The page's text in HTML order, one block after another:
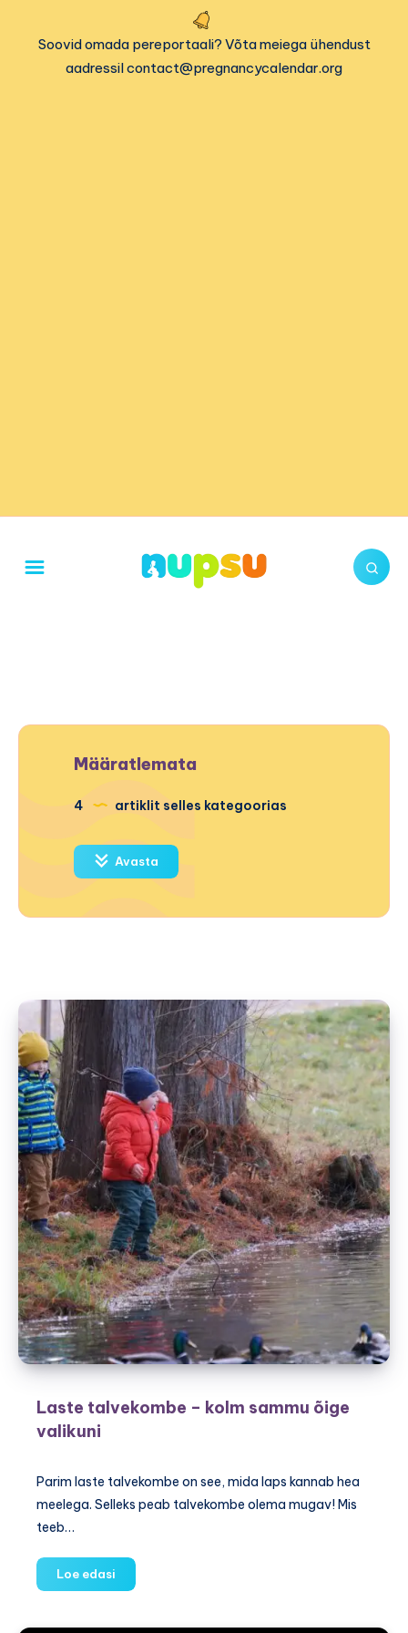
Soovid omada pereportaali? Võta meiega ühendust
aadressil contact@pregnancycalendar.org
Määratlemata
4 artiklit selles kategoorias
Avasta
Laste talvekombe – kolm sammu õige
valikuni
Parim laste talvekombe on see, mida laps kannab hea
meelega. Selleks peab talvekombe olema mugav! Mis
teeb…
Loe edasi
talvekombe